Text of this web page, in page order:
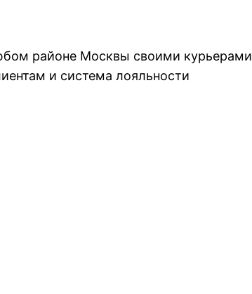
районе Москвы своими курьерами
и система лояльности